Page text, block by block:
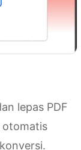
lepas PDF
otomatis